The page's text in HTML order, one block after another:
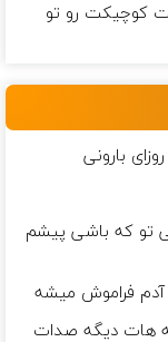
كوچیكت رو تو
بارونی
تو که باشی پیشم
آدم فراموش میشه
هات دیگه صدات